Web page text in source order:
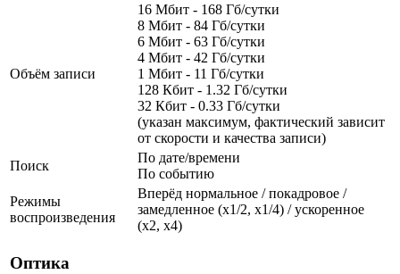
Объём записи
16 Мбит - 168 Гб/сутки
8 Мбит - 84 Гб/сутки
6 Мбит - 63 Гб/сутки
4 Мбит - 42 Гб/сутки
1 Мбит - 11 Гб/сутки
128 Кбит - 1.32 Гб/сутки
32 Кбит - 0.33 Гб/сутки
(указан максимум, фактический зависит
от скорости и качества записи)
Поиск
По дате/времени
По событию
Режимы
воспроизведения
Вперёд нормальное / покадровое /
замедленное (х1/2, х1/4) / ускоренное
(х2, х4)
Оптика